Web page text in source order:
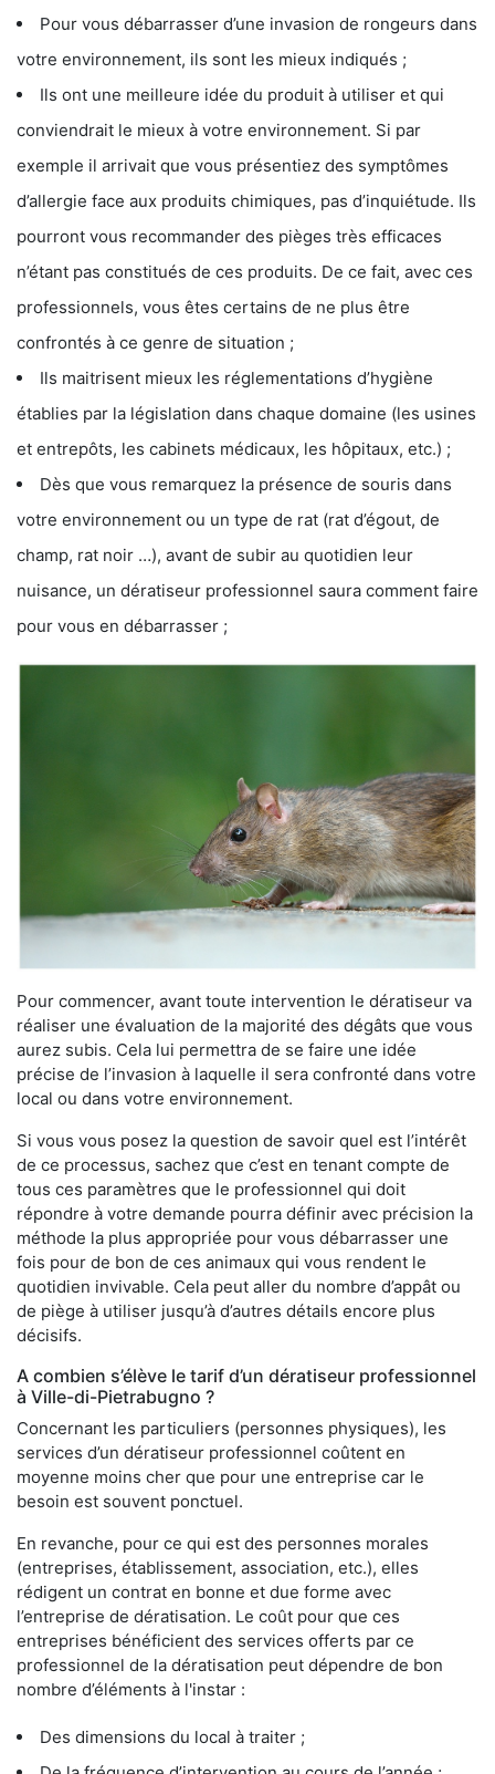
Pour vous débarrasser d’une invasion de rongeurs dans
votre environnement, ils sont les mieux indiqués ;
Ils ont une meilleure idée du produit à utiliser et qui
conviendrait le mieux à votre environnement. Si par
exemple il arrivait que vous présentiez des symptômes
d’allergie face aux produits chimiques, pas d’inquiétude. Ils
pourront vous recommander des pièges très efficaces
n’étant pas constitués de ces produits. De ce fait, avec ces
professionnels, vous êtes certains de ne plus être
confrontés à ce genre de situation ;
Ils maitrisent mieux les réglementations d’hygiène
établies par la législation dans chaque domaine (les usines
et entrepôts, les cabinets médicaux, les hôpitaux, etc.) ;
Dès que vous remarquez la présence de souris dans
votre environnement ou un type de rat (rat d’égout, de
champ, rat noir …), avant de subir au quotidien leur
nuisance, un dératiseur professionnel saura comment faire
pour vous en débarrasser ;
Pour commencer, avant toute intervention le dératiseur va
réaliser une évaluation de la majorité des dégâts que vous
aurez subis. Cela lui permettra de se faire une idée
précise de l’invasion à laquelle il sera confronté dans votre
local ou dans votre environnement.
Si vous vous posez la question de savoir quel est l’intérêt
de ce processus, sachez que c’est en tenant compte de
tous ces paramètres que le professionnel qui doit
répondre à votre demande pourra définir avec précision la
méthode la plus appropriée pour vous débarrasser une
fois pour de bon de ces animaux qui vous rendent le
quotidien invivable. Cela peut aller du nombre d’appât ou
de piège à utiliser jusqu’à d’autres détails encore plus
décisifs.
A combien s’élève le tarif d’un dératiseur professionnel
à Ville-di-Pietrabugno ?
Concernant les particuliers (personnes physiques), les
services d’un dératiseur professionnel coûtent en
moyenne moins cher que pour une entreprise car le
besoin est souvent ponctuel.
En revanche, pour ce qui est des personnes morales
(entreprises, établissement, association, etc.), elles
rédigent un contrat en bonne et due forme avec
l’entreprise de dératisation. Le coût pour que ces
entreprises bénéficient des services offerts par ce
professionnel de la dératisation peut dépendre de bon
nombre d’éléments à l'instar :
Des dimensions du local à traiter ;